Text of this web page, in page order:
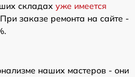
складах уже имеется
заказе ремонта на сайте -
наших мастеров - они